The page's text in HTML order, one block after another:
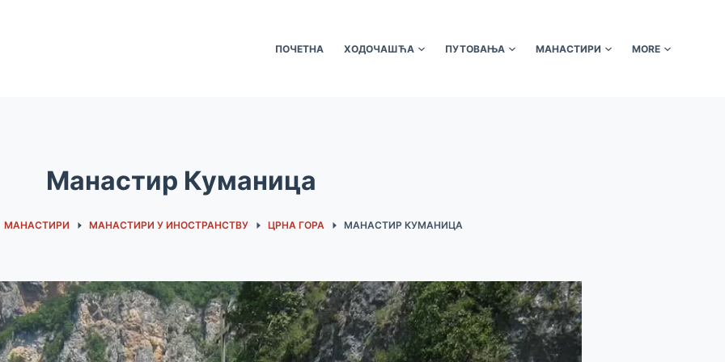
ПОЧЕТНА ХОДОЧАШЋА ПУТОВАЊА МАНАСТИРИ MORE
Манастир Куманица
МАНАСТИРИ МАНАСТИРИ У ИНОСТРАНСТВУ ЦРНА ГОРА МАНАСТИР КУМАНИЦА